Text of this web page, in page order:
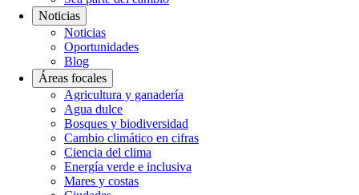
Noticias
Noticias
Oportunidades
Blog
Áreas focales
Agricultura y ganadería
Agua dulce
Bosques y biodiversidad
Cambio climático en cifras
Ciencia del clima
Energía verde e inclusiva
Mares y costas